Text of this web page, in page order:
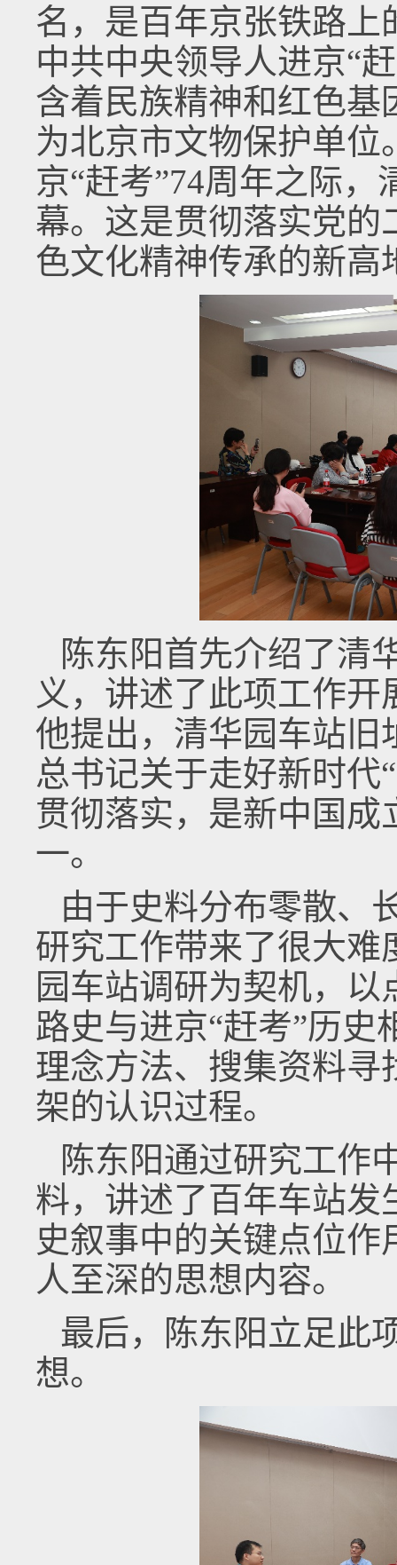
名，是百年京张铁路上
中共中央领导人进京“
含着民族精神和红色基
为北京市文物保护单位
京“赶考”74周年之际
幕。这是贯彻落实党的
色文化精神传承的新高
陈东阳首先介绍了清
义，讲述了此项工作
他提出，清华园车站旧
总书记关于走好新时代
贯彻落实，是新中国
一。
由于史料分布零散、
研究工作带来了很大难
园车站调研为契机，
路史与进京“赶考”历
理念方法、搜集资料寻
架的认识过程。
陈东阳通过研究工作
料，讲述了百年车站发
史叙事中的关键点位
人至深的思想内容。
最后，陈东阳立足此
想。